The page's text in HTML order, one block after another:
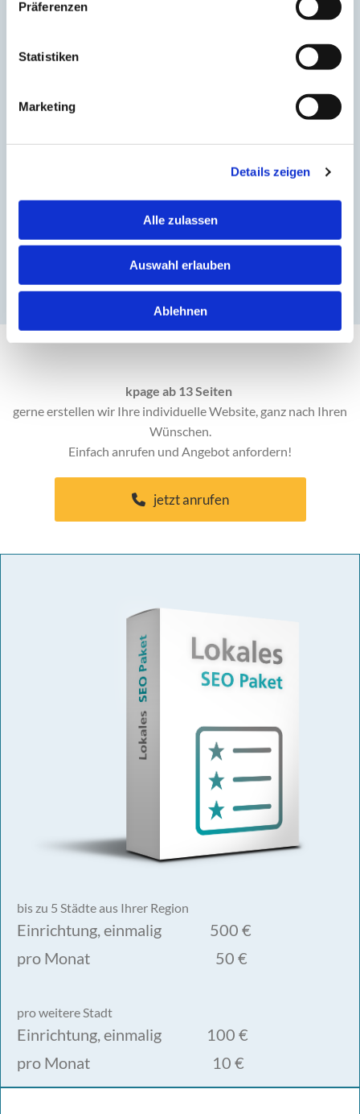
Präferenzen
Statistiken
Marketing
Details zeigen
Alle zulassen
Auswahl erlauben
Ablehnen
Ihre professionelle E-Mail-Adresse für das Unternehmen
Ein Blog-Modul inklusive
Stellen Sie Ihre Inhalte schnell und übersichtlich dar
Einbindung eines externen Dienstes (Live-Integration)
inklusive
Zum Beispiel mobile.de, Immoscout oder Buchungssystem
für Hotels / Ferienwohnungen
kpage ab 13 Seiten
gerne erstellen wir Ihre individuelle Website, ganz nach Ihren
Wünschen.
Einfach anrufen und Angebot anfordern!
jetzt anrufen
bis zu 5 Städte aus Ihrer Region
Einrichtung, einmalig 500 €
pro Monat 50 €
pro weitere Stadt
Einrichtung, einmalig 100 €
pro Monat 10 €